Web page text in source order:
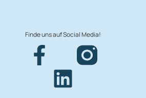
Finde uns auf Social Media!